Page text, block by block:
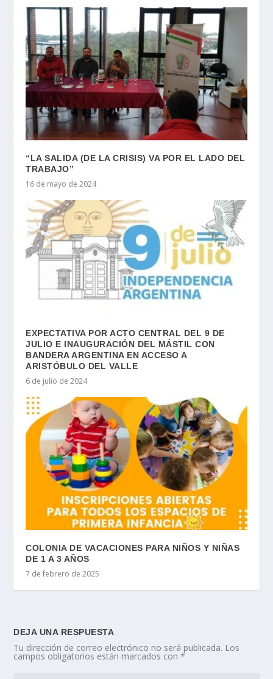
“LA SALIDA (DE LA CRISIS) VA POR EL LADO DEL
TRABAJO”
16 de mayo de 2024
EXPECTATIVA POR ACTO CENTRAL DEL 9 DE
JULIO E INAUGURACIÓN DEL MÁSTIL CON
BANDERA ARGENTINA EN ACCESO A
ARISTÓBULO DEL VALLE
6 de julio de 2024
COLONIA DE VACACIONES PARA NIÑOS Y NIÑAS
DE 1 A 3 AÑOS
7 de febrero de 2025
DEJA UNA RESPUESTA
Tu dirección de correo electrónico no será publicada. Los
campos obligatorios están marcados con*